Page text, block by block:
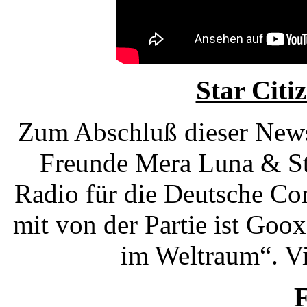
Star
Zum Abschluß dieser
Freunde Mera Luna &
Radio für die Deutsche
mit von der Partie ist
im Weltraum“.